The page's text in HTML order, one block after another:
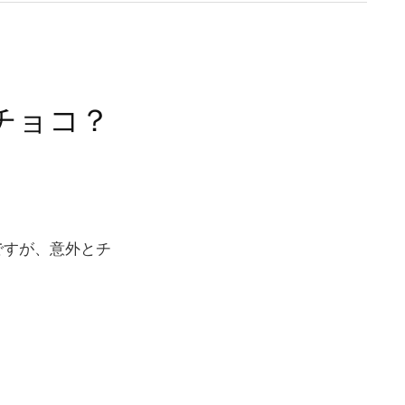
コ？
が、意外とチ